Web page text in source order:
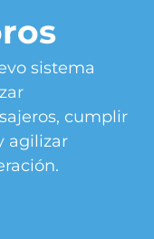
sistema
cumplir
agilizar